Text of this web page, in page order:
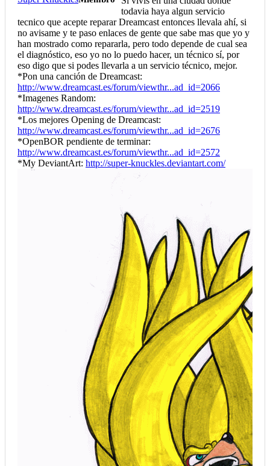
todavia haya algun servicio
tecnico que acepte reparar Dreamcast entonces llevala ahí, si
no avisame y te paso enlaces de gente que sabe mas que yo y
han mostrado como repararla, pero todo depende de cual sea
el diagnóstico, eso yo no lo puedo hacer, un técnico sí, por
eso digo que si podes llevarla a un servicio técnico, mejor.
*Pon una canción de Dreamcast:
http://www.dreamcast.es/forum/viewthr...ad_id=2066
*Imagenes Random:
http://www.dreamcast.es/forum/viewthr...ad_id=2519
*Los mejores Opening de Dreamcast:
http://www.dreamcast.es/forum/viewthr...ad_id=2676
*OpenBOR pendiente de terminar:
http://www.dreamcast.es/forum/viewthr...ad_id=2572
*My DeviantArt: http://super-knuckles.deviantart.com/